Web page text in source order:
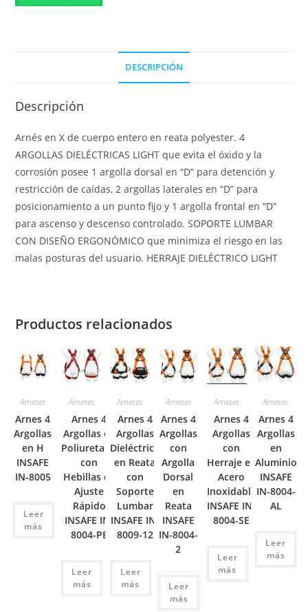
DESCRIPCIÓN
Descripción
Arnés en X de cuerpo entero en reata polyester. 4
ARGOLLAS DIELÉCTRICAS LIGHT que evita el óxido y la
corrosión posee 1 argolla dorsal en “D” para detención y
restricción de caídas, 2 argollas laterales en “D” para
posicionamiento a un punto fijo y 1 argolla frontal en “D”
para ascenso y descenso controlado. SOPORTE LUMBAR
CON DISEÑO ERGONÓMICO que minimiza el riesgo en las
malas posturas del usuario. HERRAJE DIELÉCTRICO LIGHT
Productos relacionados
Arneses
Arnes 4
Argollas
en H
INSAFE
IN-8005
Leer
más
Arneses
Arnes 4
Argollas en
Poliuretano
con
Hebillas de
Ajuste
Rápido
INSAFE IN-
8004-PE
Leer
más
Arneses
Arnes 4
Argollas
Dieléctrico
en Reata
con
Soporte
Lumbar
INSAFE IN-
8009-12
Leer
más
Arneses
Arnes 4
Argollas
con
Argolla
Dorsal
en
Reata
INSAFE
IN-8004-
2
Leer
más
Arneses
Arnes 4
Argollas
con
Herraje en
Acero
Inoxidable
INSAFE IN-
8004-SE
Leer
más
Arneses
Arnes 4
Argollas
en
Aluminio
INSAFE
IN-8004-
AL
Leer
más